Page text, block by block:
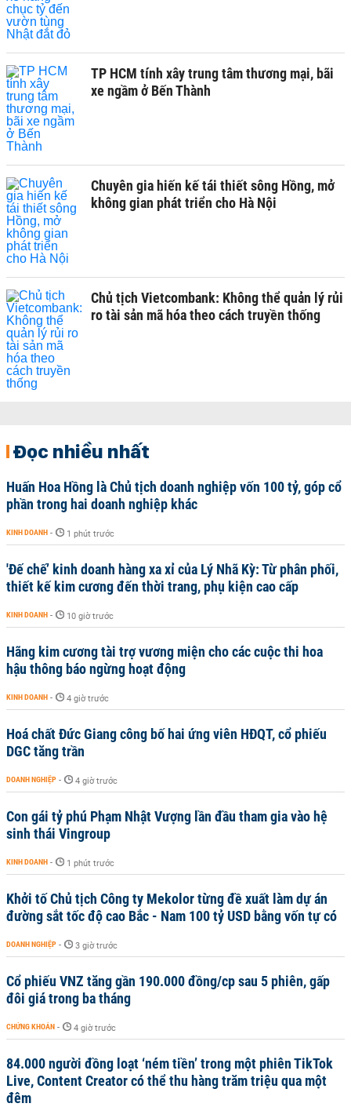
TP HCM tính xây trung tâm thương mại, bãi
xe ngầm ở Bến Thành
Chuyên gia hiến kế tái thiết sông Hồng, mở
không gian phát triển cho Hà Nội
Chủ tịch Vietcombank: Không thể quản lý rủi
ro tài sản mã hóa theo cách truyền thống
Đọc nhiều nhất
Huấn Hoa Hồng là Chủ tịch doanh nghiệp vốn 100 tỷ, góp cổ
phần trong hai doanh nghiệp khác
KINH DOANH - 1 phút trước
'Đế chế’ kinh doanh hàng xa xỉ của Lý Nhã Kỳ: Từ phân phối,
thiết kế kim cương đến thời trang, phụ kiện cao cấp
KINH DOANH - 10 giờ trước
Hãng kim cương tài trợ vương miện cho các cuộc thi hoa
hậu thông báo ngừng hoạt động
KINH DOANH - 4 giờ trước
Hoá chất Đức Giang công bố hai ứng viên HĐQT, cổ phiếu
DGC tăng trần
DOANH NGHIỆP - 4 giờ trước
Con gái tỷ phú Phạm Nhật Vượng lần đầu tham gia vào hệ
sinh thái Vingroup
KINH DOANH - 1 phút trước
Khởi tố Chủ tịch Công ty Mekolor từng đề xuất làm dự án
đường sắt tốc độ cao Bắc - Nam 100 tỷ USD bằng vốn tự có
DOANH NGHIỆP - 3 giờ trước
Cổ phiếu VNZ tăng gần 190.000 đồng/cp sau 5 phiên, gấp
đôi giá trong ba tháng
CHỨNG KHOÁN - 4 giờ trước
84.000 người đồng loạt ‘ném tiền’ trong một phiên TikTok
Live, Content Creator có thể thu hàng trăm triệu qua một
đêm